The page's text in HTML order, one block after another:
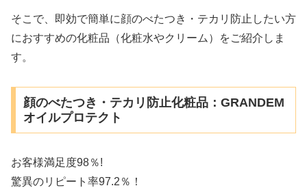
そこで、即効で簡単に顔のべたつき・テカリ防止したい方
におすすめの化粧品（化粧水やクリーム）をご紹介しま
す。
顔のべたつき・テカリ防止化粧品：GRANDEM
オイルプロテクト
お客様満足度98％!
驚異のリピート率97.2％！